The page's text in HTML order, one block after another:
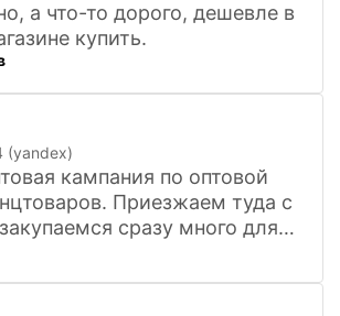
а что-то дорого, дешевле в
купить.
(yandex)
кампания по оптовой
Приезжаем туда с
сразу много для
Есть практически всё, что
хорошим ценам. Вежливый